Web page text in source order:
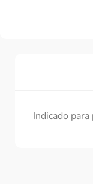
Indicado